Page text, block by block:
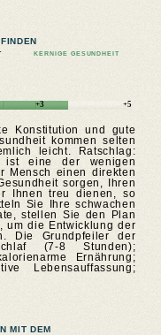
KERNIGE GESUNDHEIT
+3 +5
Konstitution und gute
kommen selten
leicht. Ratschlag:
ist eine der wenigen
Mensch einen direkten
sorgen, Ihren
Ihnen treu dienen, so
Sie Ihre schwachen
stellen Sie den Plan
um die Entwicklung der
Die Grundpfeiler der
(7-8 Stunden);
Ernährung;
Lebensauffassung;
MIT DEM